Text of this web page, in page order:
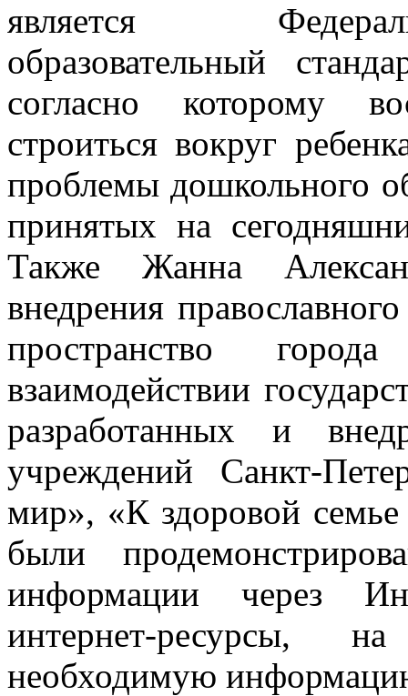
является
образовательный
согласно которому
строиться вокруг
проблемы дошкольного
принятых на
Также Жанна
внедрения
пространство
взаимодействии
разработанных и
учреждений Санкт-
мир», «К здоровой семье
были
информации через
интернет-ресурсы,
необходимую